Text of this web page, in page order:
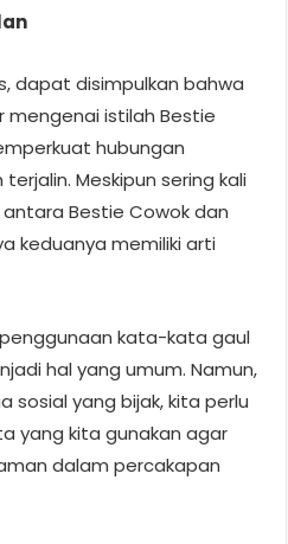
dapat disimpulkan bahwa
istilah Bestie
hubungan
Meskipun sering kali
Bestie Cowok dan
keduanya memiliki arti
kata-kata gaul
hal yang umum. Namun,
sosial yang bijak, kita perlu
yang kita gunakan agar
dalam percakapan